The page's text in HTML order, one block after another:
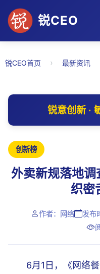
锐CEO
锐CEO首页 › 最新资讯
锐意创新 ·
创新榜
外卖新规落地调
织密
作者：网络
发布
6月1日，《网络